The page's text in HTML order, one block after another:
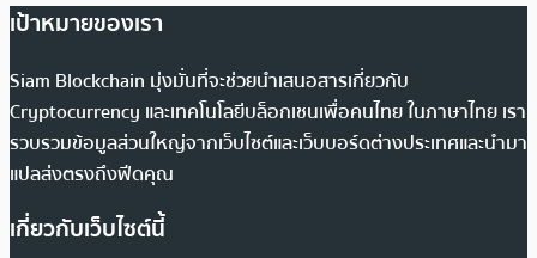
เป้าหมายของเรา
Siam Blockchain มุ่งมั่นที่จะช่วยนำเสนอสารเกี่ยวกับ
Cryptocurrency และเทคโนโลยีบล็อกเชนเพื่อคนไทย ในภาษาไทย เรา
รวบรวมข้อมูลส่วนใหญ่จากเว็บไซต์และเว็บบอร์ดต่างประเทศและนำมา
แปลส่งตรงถึงฟีดคุณ
เกี่ยวกับเว็บไซต์นี้